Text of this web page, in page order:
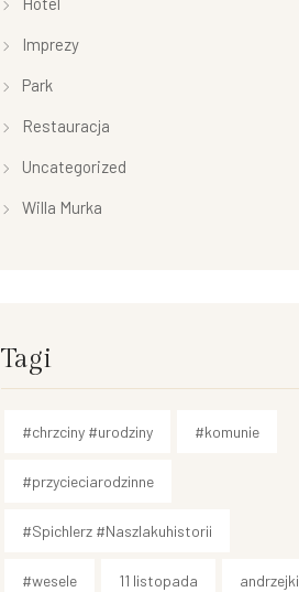
Imprezy
Park
Restauracja
Uncategorized
Willa Murka
Tagi
#chrzciny #urodziny #komunie
#przycieciarodzinne
#Spichlerz #Naszlakuhistorii
#wesele 11 listopada andrzejki